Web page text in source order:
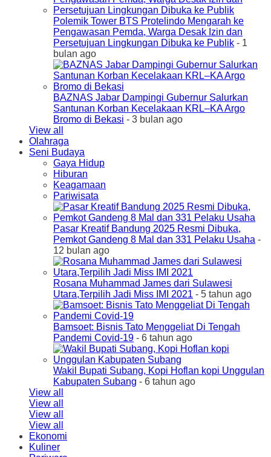
Polemik Tower BTS Protelindo Mengarah ke
Pengawasan Pemda, Warga Desak Izin dan
Persetujuan Lingkungan Dibuka ke Publik - 1
bulan ago
BAZNAS Jabar Dampingi Gubernur Salurkan
Santunan Korban Kecelakaan KRL–KA Argo
Bromo di Bekasi - 3 bulan ago
View all
Olahraga
Seni Budaya
Gaya Hidup
Hiburan
Keagamaan
Pariwisata
Pasar Kreatif Bandung 2025 Resmi Dibuka,
Pemkot Gandeng 8 Mal dan 331 Pelaku Usaha -
12 bulan ago
Rosana Muhammad James dari Sulawesi
Utara,Terpilih Jadi Miss IMI 2021 - 5 tahun ago
Bamsoet: Bisnis Tato Menggeliat Di Tengah
Pandemi Covid-19 - 6 tahun ago
Wakil Bupati Subang, Kopi Hoflan kopi Unggulan
Kabupaten Subang - 6 tahun ago
View all
View all
View all
View all
Ekonomi
Kuliner